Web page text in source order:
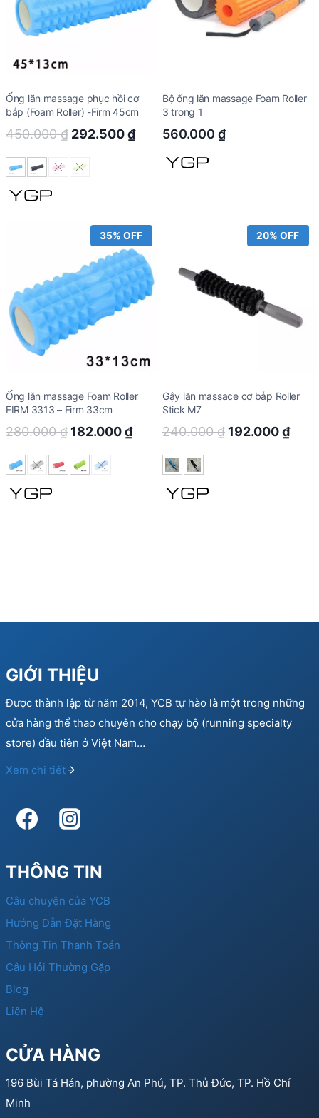
Ống lăn massage phục hồi cơ
bắp (Foam Roller) -Firm 45cm
450.000₫ Original
was:
292.500₫Current
Bộ ống lăn massage Foam Roller
3 trong 1
560.000 ₫
35% OFF
Ống lăn massage Foam Roller
FIRM 3313 – Firm 33cm
280.000₫ Original
price
was:
182.000₫Current
price
182.000 ₫.
20% OFF
Gậy lăn massace cơ bắp Roller
Stick M7
240.000₫ Original
192.000₫
GIỚI THIỆU
Được thành lập từ năm 2014, YCB tự hào là một trong những
cửa hàng thể thao chuyên cho chạy bộ (running specialty
store) đầu tiên ở Việt Nam…
Xem chi tiết
THÔNG TIN
Câu chuyện của YCB
Hướng Dẫn Đặt Hàng
Thông Tin Thanh Toán
Câu Hỏi Thường Gặp
Blog
Liên Hệ
CỬA HÀNG
196 Bùi Tá Hán, phường An Phú, TP. Thủ Đức, TP. Hồ Chí
Minh